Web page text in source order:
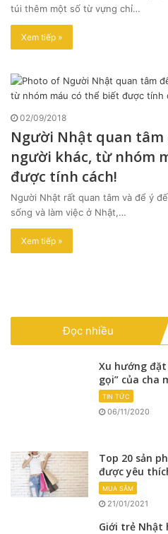
túi thêm một số từ vựng chỉ…
Xem tiếp »
02/09/2018
Người Nhật quan tâm
người khác, từ nhóm
được tính cách!
Người Nhật rất quan tâm và để ý
sống và làm việc ở Nhật,…
Xem tiếp »
Đọc nhiều
Xu hướng
gọi” của cha
TIN TỨC
06/11/2020
Top 20 sản
được yêu
MUA SẮM
21/01/2021
Giới trẻ Nhật